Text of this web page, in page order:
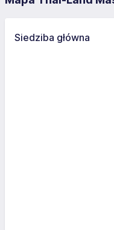
Siedziba główna